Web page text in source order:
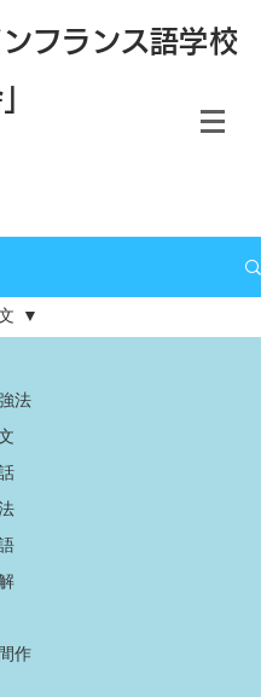
フランス語学校
法
作